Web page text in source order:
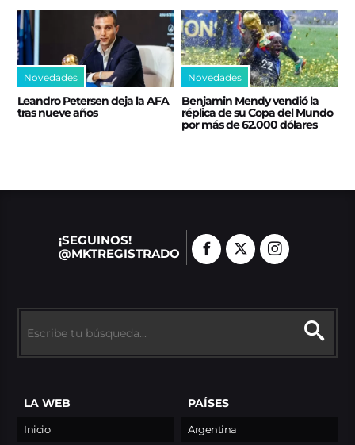
Novedades
Leandro Petersen deja la AFA
tras nueve años
Novedades
Benjamin Mendy vendió la
réplica de su Copa del Mundo
por más de 62.000 dólares
¡SEGUINOS!
@MKTREGISTRADO
LA WEB
Inicio
PAÍSES
Argentina